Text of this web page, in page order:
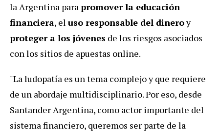
la Argentina parapromover la educación
financiera, el uso responsable del dineroy
proteger a los jóvenes de los riesgos asociados
con los sitios de apuestas online.
"Laludopatía es un tema complejo y que requiere
de un abordaje multidisciplinario. Por eso, desde
Santander Argentina, como actor importante del
sistema financiero, queremos ser parte de la